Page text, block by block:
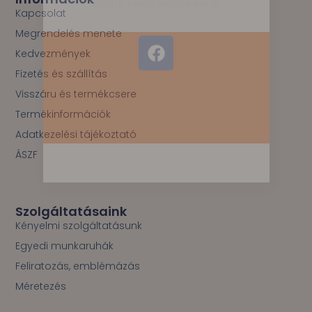
Szolgáltatásaink
Kényelmi szolgáltatásunk
Egyedi munkaruhák
Feliratozás, emblémázás
Méretezés
Kapcsolat
Megrendelés menete
Kedvezmények
Fizetés és szállítás
Visszáru és termékcsere
Termékinformációk
Adatkezelési tájékoztató
ÁSZF
-
f
F
a
o